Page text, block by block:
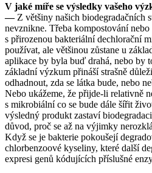
V jaké míře se výsledky vašeho
—Z většiny našich biodegradačních
nevznikne. Třeba kompostování nebo
s přirozenou bakteriální dechlorační
používat, ale většinou zůstane u
aplikace by byla buď drahá, nebo by
základní výzkum přináší strašně
odhadnout, zda se látka bude, nebo
Nebo ukážeme, že přijde-li relativně
s mikrobiální co se bude dále šířit
výsledný produkt zastaví
důvod, proč se až na výjimky
Když se je bakterie pokoušejí
chlorbenzoové kyseliny, které další
expresi genů kódujících příslušné